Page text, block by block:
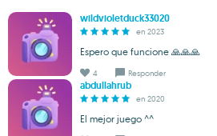
wildvioletduck33020
en 2023
Espero que funcione 🙏🙏🙏
4 Responder
abdullahrub
en 2020
El mejor juego ^^